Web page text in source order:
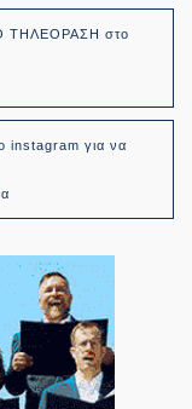
ΤΗΛΕΟΡΑΣΗ στο
instagram για να